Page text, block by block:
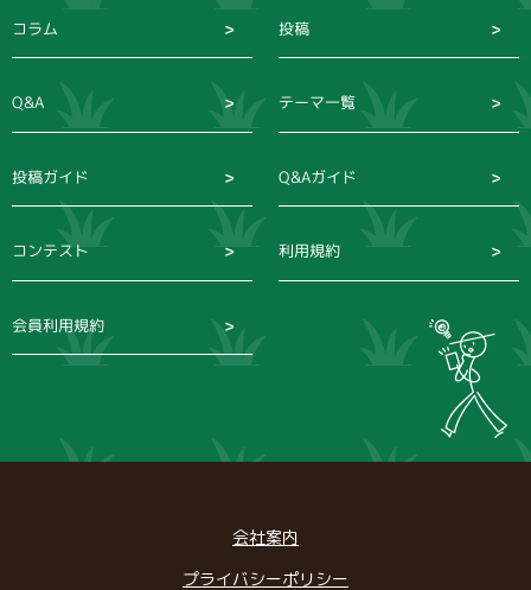
コラム 投稿
Q&A テーマ一覧
投稿ガイド Q&Aガイド
コンテスト 利用規約
会員利用規約
会社案内
プライバシーポリシー